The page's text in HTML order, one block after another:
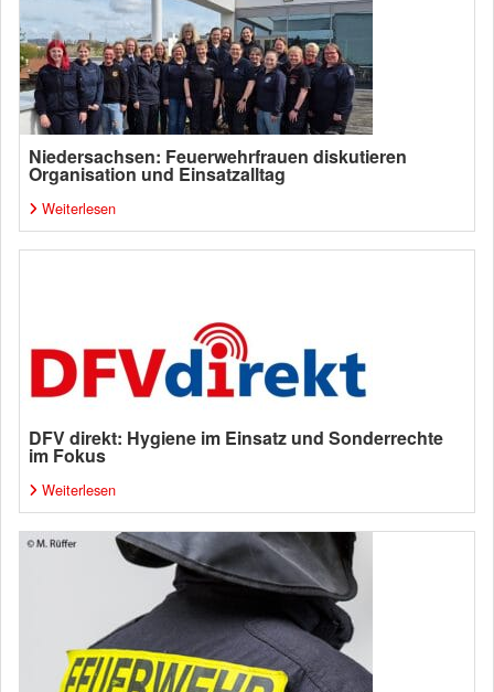
Niedersachsen: Feuerwehrfrauen diskutieren
Organisation und Einsatzalltag
Weiterlesen
DFV direkt: Hygiene im Einsatz und Sonderrechte
im Fokus
Weiterlesen